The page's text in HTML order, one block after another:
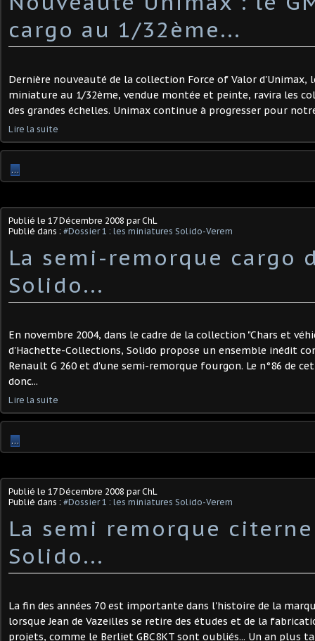
cargo au 1/32ème...
Dernière nouveauté de la collection Force of Valor d'Unimax,
miniature au 1/32ème, vendue montée et peinte, ravira les
des grandes échelles. Unimax continue à progresser pour
Lire la suite
…
Publié le 17 Décembre 2008 par ChL
Publié dans : #Dossier 1 : les miniatures Solido-Verem
La semi-remorque cargo
Solido...
En novembre 2004, dans le cadre de la collection "Chars et
d'Hachette-Collections, Solido propose un ensemble inédit
Renault G 260 et d'une semi-remorque fourgon. Le n°86 de
donc...
Lire la suite
…
Publié le 17 Décembre 2008 par ChL
Publié dans : #Dossier 1 : les miniatures Solido-Verem
La semi remorque
Solido...
La fin des années 70 est importante dans l'histoire de la
lorsque Jean de Vazeilles se retire des études et de la
projets, comme le Berliet GBC8KT sont oubliés... Un an plus